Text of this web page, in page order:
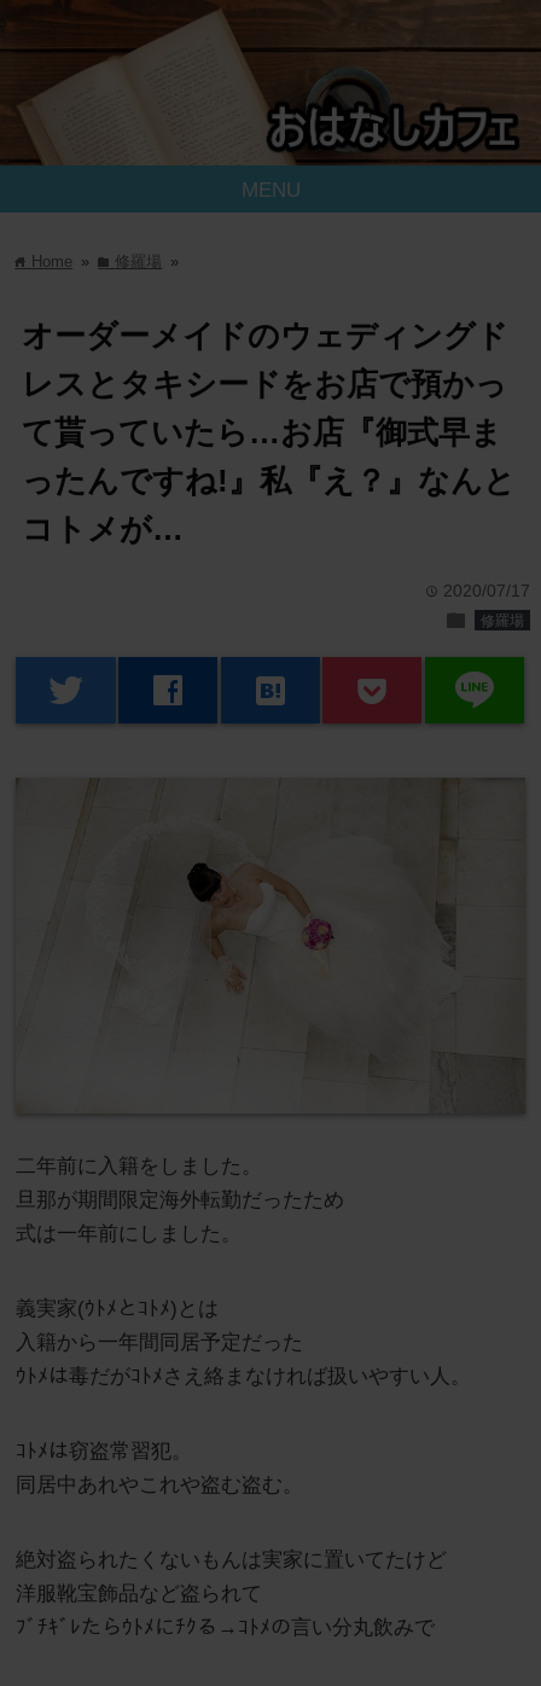
MENU
home Home » folder修羅場 »
オーダーメイドのウェディングド
レスとタキシードをお店で預かっ
て貰っていたら…お店『御式早ま
ったんですね!』私『え？』なんと
コトメが…
time 2020/07/17
folder 修羅場
twitter facebook hatenabookmark line
二年前に入籍をしました。
旦那が期間限定海外転勤だったため
式は一年前にしました。
義実家(ｳﾄﾒとｺﾄﾒ)とは
入籍から一年間同居予定だった
ｳﾄﾒは毒だがｺﾄﾒさえ絡まなければ扱いやすい人。
ｺﾄﾒは窃盗常習犯。
同居中あれやこれや盗む盗む。
絶対盗られたくないもんは実家に置いてたけど
洋服靴宝飾品など盗られて
ﾌﾞﾁｷﾞﾚたらｳﾄﾒにﾁｸる→ｺﾄﾒの言い分丸飲みで